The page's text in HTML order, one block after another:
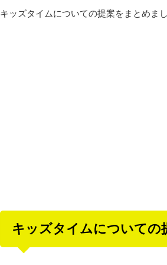
キッズタイムについての提案をまとめま
キッズタイムについての